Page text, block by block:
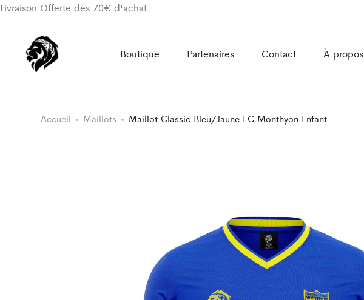
Livraison Offerte dès 70€ d'achat
Boutique Partenaires Contact À propos
Accueil Maillots Maillot Classic Bleu/Jaune FC Monthyon Enfant